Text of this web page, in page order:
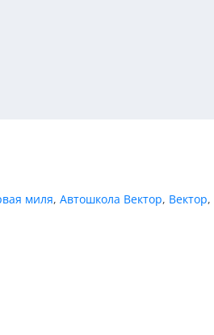
миля, Автошкола Вектор, Вектор,